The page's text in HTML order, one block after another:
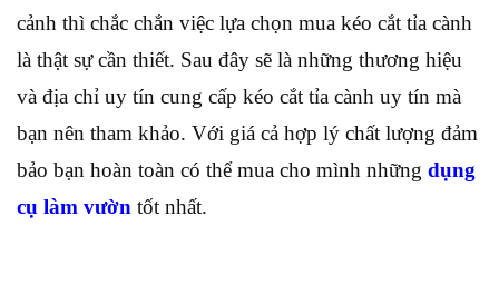
cảnh thì chắc chắn việc lựa chọn mua kéo cắt tỉa cành
là thật sự cần thiết. Sau đây sẽ là những thương hiệu
và địa chỉ uy tín cung cấp kéo cắt tỉa cành uy tín mà
bạn nên tham khảo. Với giá cả hợp lý chất lượng đảm
bảo bạn hoàn toàn có thể mua cho mình những dụng
cụ làm vườn tốt nhất.